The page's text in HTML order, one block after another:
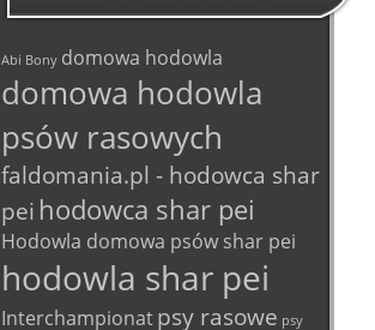
Abi Bony domowa hodowla
domowa hodowla
psów rasowych
faldomania.pl - hodowca shar
pei hodowca shar pei
Hodowla domowa psów shar pei
hodowla shar pei
Interchampionatpsy rasowe psy